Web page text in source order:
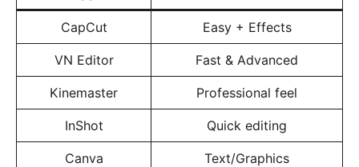
CapCut Easy + Effects
VN Editor Fast & Advanced
Kinemaster Professional feel
InShot Quick editing
Canva Text/Graphics